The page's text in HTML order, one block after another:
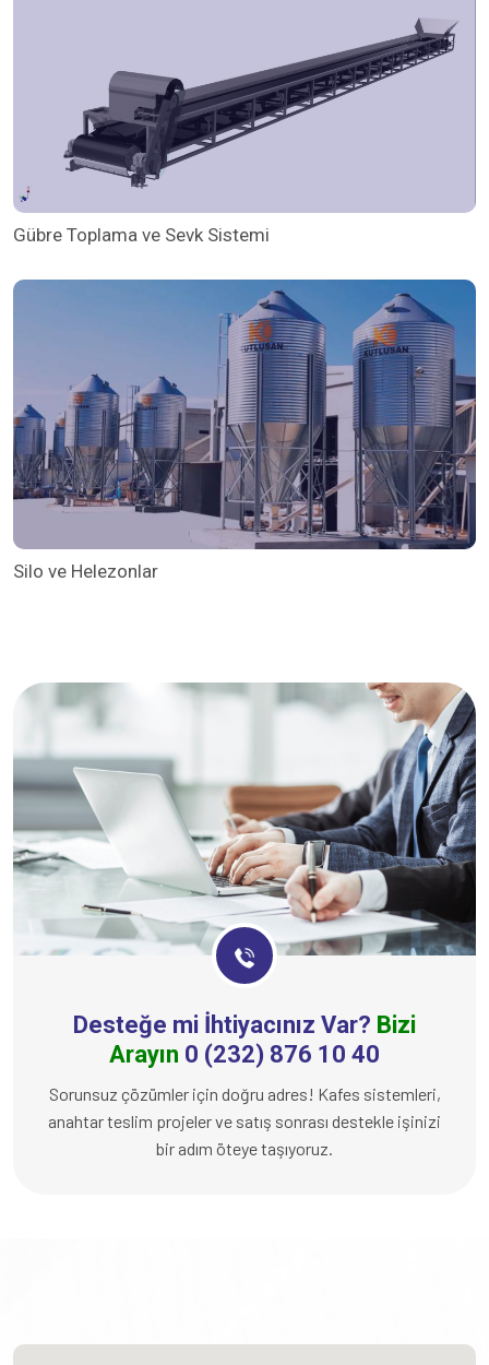
Gübre Toplama ve Sevk Sistemi
Silo ve Helezonlar
Desteğe mi İhtiyacınız Var? Bizi
Arayın 0 (232) 876 10 40
Sorunsuz çözümler için doğru adres! Kafes sistemleri,
anahtar teslim projeler ve satış sonrası destekle işinizi
bir adım öteye taşıyoruz.